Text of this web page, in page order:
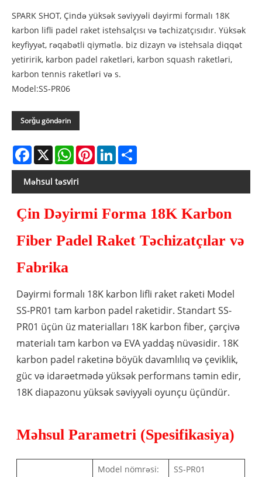
SPARK SHOT, Çində yüksək səviyyəli dəyirmi formalı 18K
karbon lifli padel raket istehsalçısı və təchizatçısıdır. Yüksək
keyfiyyət, rəqabətli qiymətlə. biz dizayn və istehsala diqqət
yetiririk, karbon padel raketləri, karbon squash raketləri,
karbon tennis raketləri və s.
Model:SS-PR06
Sorğu göndərin
Facebook
X WhatsAppPinterestLinkedIn
Məhsul təsviri
Çin Dəyirmi Forma 18K Karbon
Fiber Padel Raket Təchizatçılar və
Fabrika
Dəyirmi formalı 18K karbon lifli raket raketi Model
SS-PR01 tam karbon padel raketidir. Standart SS-
PR01 üçün üz materialları 18K karbon fiber, çərçivə
materialı tam karbon və EVA yaddaş nüvəsidir. 18K
karbon padel raketinə böyük davamlılıq və çeviklik,
güc və idarəetmədə yüksək performans təmin edir,
18K diapazonu yüksək səviyyəli oyunçu üçündür.
Məhsul Parametri (Spesifikasiya)
Model nömrəsi: SS-PR01